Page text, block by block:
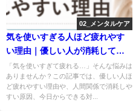
02_メンタルケア
気を使いすぎる人ほど疲れやす
い理由｜優しい人が消耗してし
まう原因と対策
「気を使いすぎて疲れる…」そんな悩みは
ありませんか？この記事では、優しい人ほ
ど疲れやすい理由や、人間関係で消耗しや
すい原因、今日からできる対...